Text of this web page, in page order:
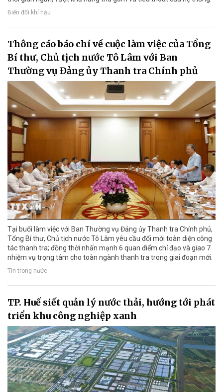
Biến đổi khí hậu
Thông cáo báo chí về cuộc làm việc của Tổng
Bí thư, Chủ tịch nước Tô Lâm với Ban
Thường vụ Đảng ủy Thanh tra Chính phủ
Tại buổi làm việc với Ban Thường vụ Đảng ủy Thanh tra Chính phủ,
Tổng Bí thư, Chủ tịch nước Tô Lâm yêu cầu đổi mới toàn diện công
tác thanh tra; đồng thời nhấn mạnh 6 quan điểm chỉ đạo và giao 7
nhiệm vụ trọng tâm cho toàn ngành thanh tra trong giai đoạn mới.
Tin trong nước
TP. Huế siết quản lý nước thải, hướng tới phát
triển khu công nghiệp xanh